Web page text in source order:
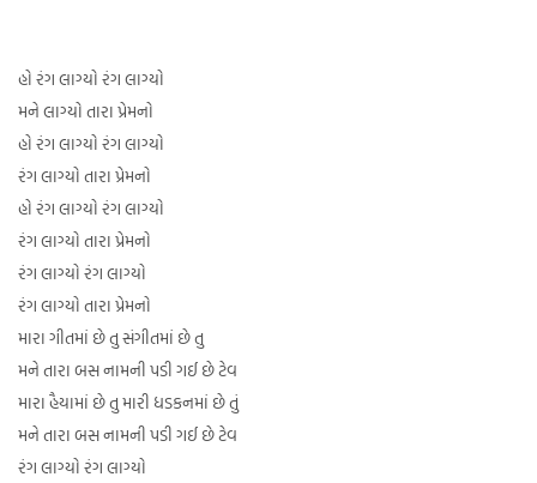
હો રંગ લાગ્યો રંગ લાગ્યો
મને લાગ્યો તારા પ્રેમનો
હો રંગ લાગ્યો રંગ લાગ્યો
રંગ લાગ્યો તારા પ્રેમનો
હો રંગ લાગ્યો રંગ લાગ્યો
રંગ લાગ્યો તારા પ્રેમનો
રંગ લાગ્યો રંગ લાગ્યો
રંગ લાગ્યો તારા પ્રેમનો
મારા ગીતમાં છે તુ સંગીતમાં છે તુ
મને તારા બસ નામની પડી ગઈ છે ટેવ
મારા હૈયામાં છે તુ મારી ધડકનમાં છે તું
મને તારા બસ નામની પડી ગઈ છે ટેવ
રંગ લાગ્યો રંગ લાગ્યો